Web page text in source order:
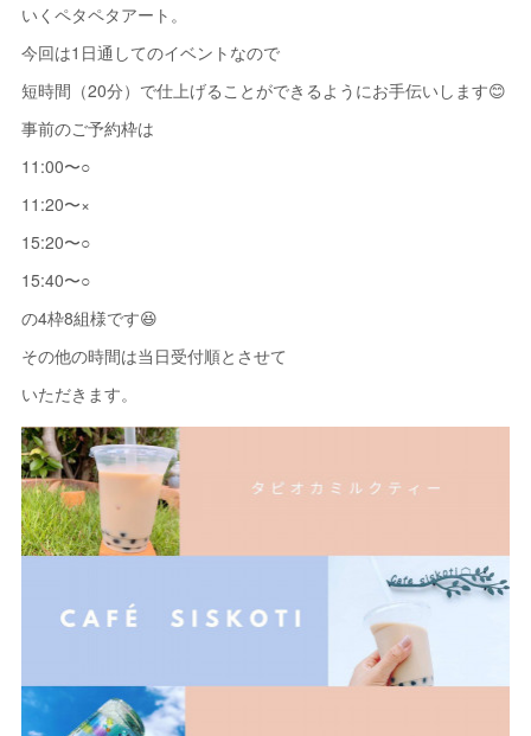
いくペタペタアート。
今回は1日通してのイベントなので
短時間（20分）で仕上げることができるようにお手伝いします😊
事前のご予約枠は
11:00〜○
11:20〜×
15:20〜○
15:40〜○
の4枠8組様です😆
その他の時間は当日受付順とさせて
いただきます。